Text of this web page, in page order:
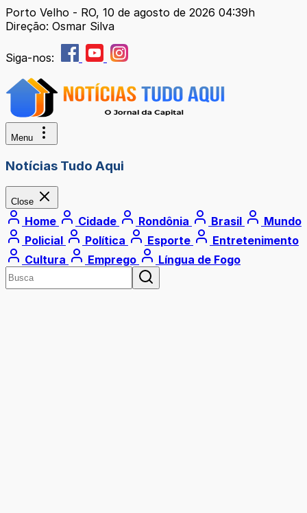
Porto Velho - RO, 10 de agosto de 2026 04:39h
Direção: Osmar Silva
Siga-nos:
Menu
Notícias Tudo Aqui
Close
Home Cidade Rondônia Brasil
Mundo
Policial
Política Esporte
Entretenimento
Cultura
Emprego Língua de Fogo